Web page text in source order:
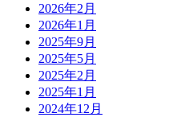
2026年2月
2026年1月
2025年9月
2025年5月
2025年2月
2025年1月
2024年12月